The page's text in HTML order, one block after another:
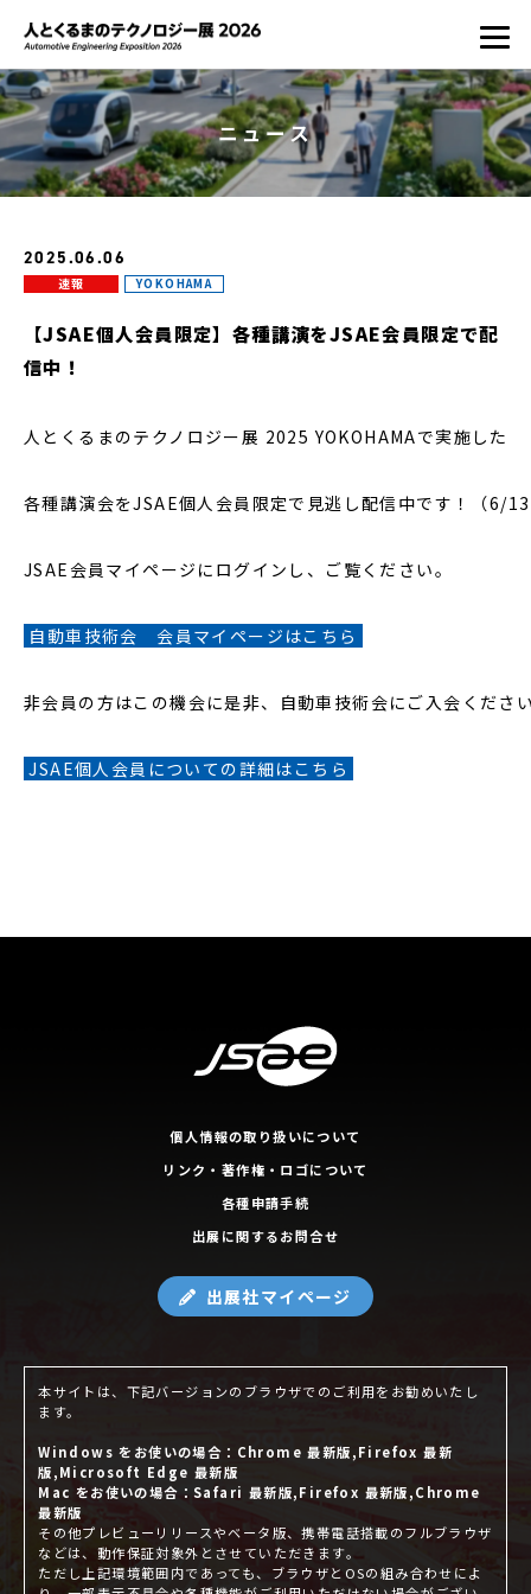
ニュース
2025.06.06
速報 YOKOHAMA
【JSAE個人会員限定】各種講演をJSAE会員限定で配
信中！
人とくるまのテクノロジー展 2025 YOKOHAMAで実施した
各種講演会をJSAE個人会員限定で見逃し配信中です！（6/
JSAE会員マイページにログインし、ご覧ください。
自動車技術会　会員マイページはこちら
非会員の方はこの機会に是非、自動車技術会にご入会くださ
JSAE個人会員についての詳細はこちら
個人情報の取り扱いについて
リンク・著作権・ロゴについて
各種申請手続
出展に関するお問合せ
出展社マイページ
本サイトは、下記バージョンのブラウザでのご利用をお勧めいたし
ます。
Windows をお使いの場合：Chrome 最新版,Firefox 最新
版,Microsoft Edge 最新版
Mac をお使いの場合：Safari 最新版,Firefox 最新版,Chrome
最新版
その他プレビューリリースやベータ版、携帯電話搭載のフルブラウザ
などは、動作保証対象外とさせていただきます。
ただし上記環境範囲内であっても、ブラウザとOSの組み合わせによ